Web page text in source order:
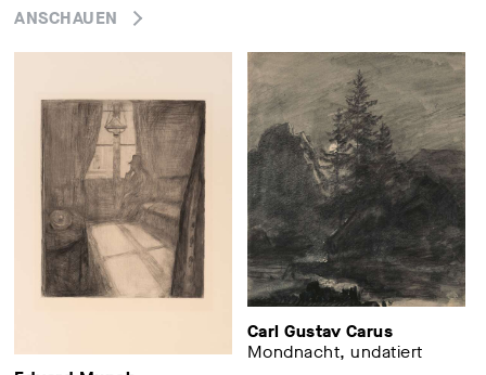
ANSCHAUEN
Carl Gustav Carus
Mondnacht, undatiert